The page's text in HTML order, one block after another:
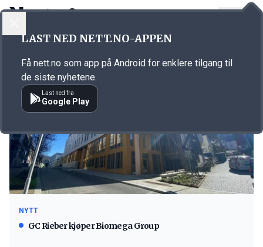
Emne: oppkjøp
NYTT
GC Rieber kjøper Biomega Group
LAST NED NETT.NO-APPEN
Få nett.no som app på Android for enklere tilgang til
de siste nyhetene.
Last ned fra
Google Play